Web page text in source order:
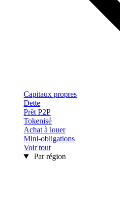
Capitaux propres
Dette
Prêt P2P
Tokenisé
Achat à louer
Mini-obligations
Voir tout
Par région